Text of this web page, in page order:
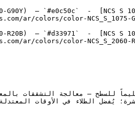
G90Y)  — `#e0c50c`  -  [NCS S
ar/colors/color-
R20B)  — `#d33971`  -  [NCS
ar/colors/color-